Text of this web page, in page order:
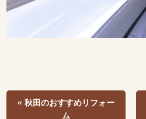
« 秋田のおすすめリフォー
ム